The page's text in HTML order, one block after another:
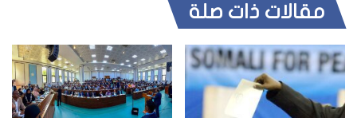
مقالات ذات صلة